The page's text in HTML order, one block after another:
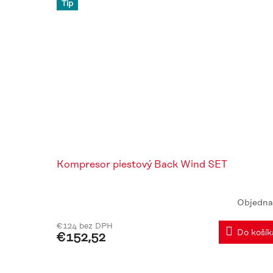
Tip
Kompresor piestový Back Wind SET
€124 bez DPH
€152,52 Do